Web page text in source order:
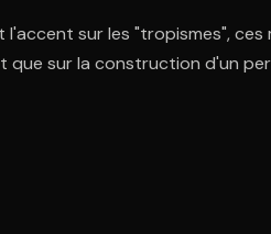
sur les "tropismes", ces
que sur la construction d'un